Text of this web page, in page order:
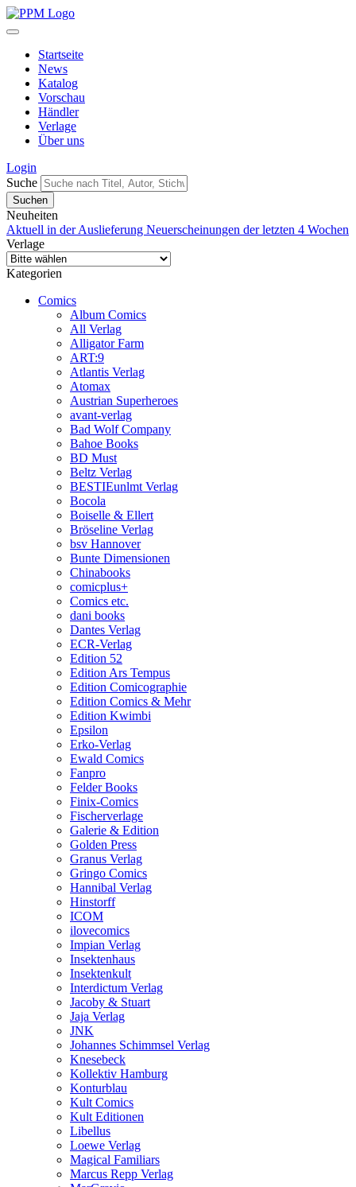
Startseite
News
Katalog
Vorschau
Händler
Verlage
Über uns
Login
Suche
Neuheiten
Aktuell in der Auslieferung Neuerscheinungen der letzten 4 Wochen
Verlage
Kategorien
Comics
Album Comics
All Verlag
Alligator Farm
ART:9
Atlantis Verlag
Atomax
Austrian Superheroes
avant-verlag
Bad Wolf Company
Bahoe Books
BD Must
Beltz Verlag
BESTIEunlmt Verlag
Bocola
Boiselle & Ellert
Bröseline Verlag
bsv Hannover
Bunte Dimensionen
Chinabooks
comicplus+
Comics etc.
dani books
Dantes Verlag
ECR-Verlag
Edition 52
Edition Ars Tempus
Edition Comicographie
Edition Comics & Mehr
Edition Kwimbi
Epsilon
Erko-Verlag
Ewald Comics
Fanpro
Felder Books
Finix-Comics
Fischerverlage
Galerie & Edition
Golden Press
Granus Verlag
Gringo Comics
Hannibal Verlag
Hinstorff
ICOM
ilovecomics
Impian Verlag
Insektenhaus
Insektenkult
Interdictum Verlag
Jacoby & Stuart
Jaja Verlag
JNK
Johannes Schimmsel Verlag
Knesebeck
Kollektiv Hamburg
Konturblau
Kult Comics
Kult Editionen
Libellus
Loewe Verlag
Magical Familiars
Marcus Repp Verlag